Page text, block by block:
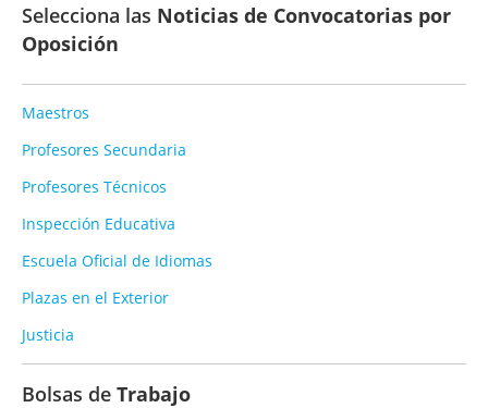
Selecciona las Noticias de Convocatorias por
Oposición
Maestros
Profesores Secundaria
Profesores Técnicos
Inspección Educativa
Escuela Oficial de Idiomas
Plazas en el Exterior
Justicia
Bolsas de Trabajo